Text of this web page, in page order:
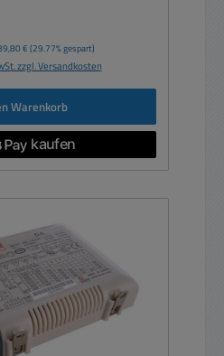
Preis:
€(29.77% gespart)
zzgl. Versandkosten
Warenkorb